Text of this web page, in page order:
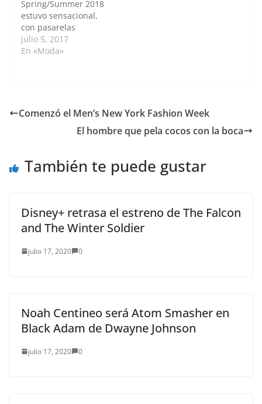
Images Jorge Rios
Embed from Getty
Images
Spring/Summer 2018
estuvo sensacional,
con pasarelas
vanguardistas y unas
colecciones preciosas.
gustan mas? Las
la pasarela del show
Benz Fashion Week
julio 5, 2017
En «Moda»
Comenzó el Men’s New York Fashion Week
El hombre que pela cocos con la boca
También te puede gustar
Disney+ retrasa el estreno de The Falcon
and The Winter Soldier
julio 17, 2020 0
Noah Centineo será Atom Smasher en
Black Adam de Dwayne Johnson
julio 17, 2020 0